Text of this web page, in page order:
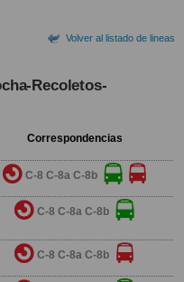
Volver al listado de lineas
Recoletos-
Correspondencias
C-8 C-8a C-8b
C-8 C-8a C-8b
C-8 C-8a C-8b